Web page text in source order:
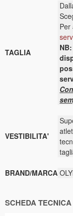
TAGLIA
Per
VESTIBILITA'
BRAND/MARCA
SCHEDA TECNICA